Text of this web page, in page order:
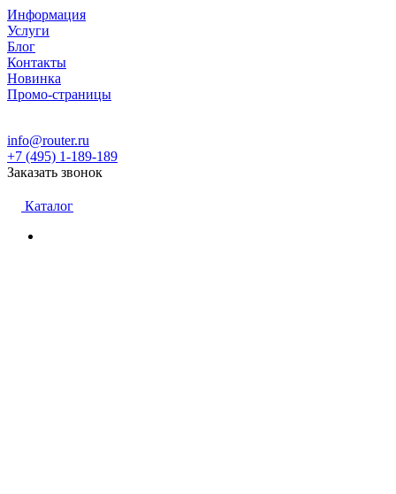
Информация
Услуги
Блог
Контакты
Новинка
Промо-страницы
info@router.ru
+7 (495) 1-189-189
Заказать звонок
Каталог